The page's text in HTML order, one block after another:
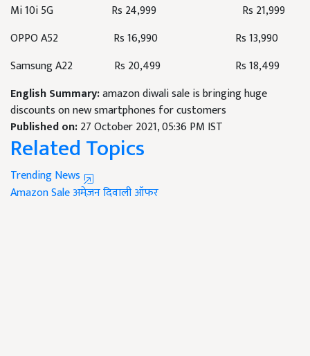
Mi 10i 5G Rs 24,999 Rs 21,999
OPPO A52 Rs 16,990 Rs 13,990
Samsung A22 Rs 20,499 Rs 18,499
English Summary:amazon diwali sale is bringing huge
discounts on new smartphones for customers
Published on:27 October 2021, 05:36 PM IST
Related Topics
Trending News
Amazon Saleअमेज़न दिवाली ऑफर